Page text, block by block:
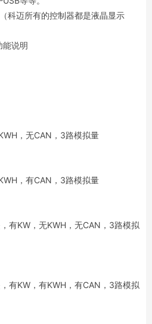
科迈所有的控制器都是液晶显示
能说明
，无CAN，3路模拟量
，有CAN，3路模拟量
有KW，无KWH，无CAN，3路模拟
有KW，有KWH，有CAN，3路模拟